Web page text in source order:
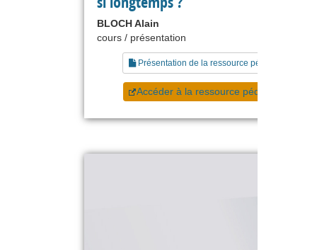
BLOCH Alain
cours / présentation
Présentation de la ressource pédagogique
Accéder à la ressource pédagogique